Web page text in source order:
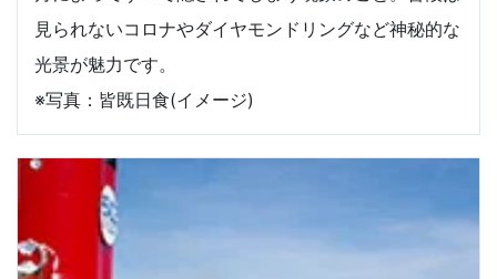
見られないコロナやダイヤモンドリングなど神秘的な
光景が魅力です。
※写真：皆既日食(イメージ)